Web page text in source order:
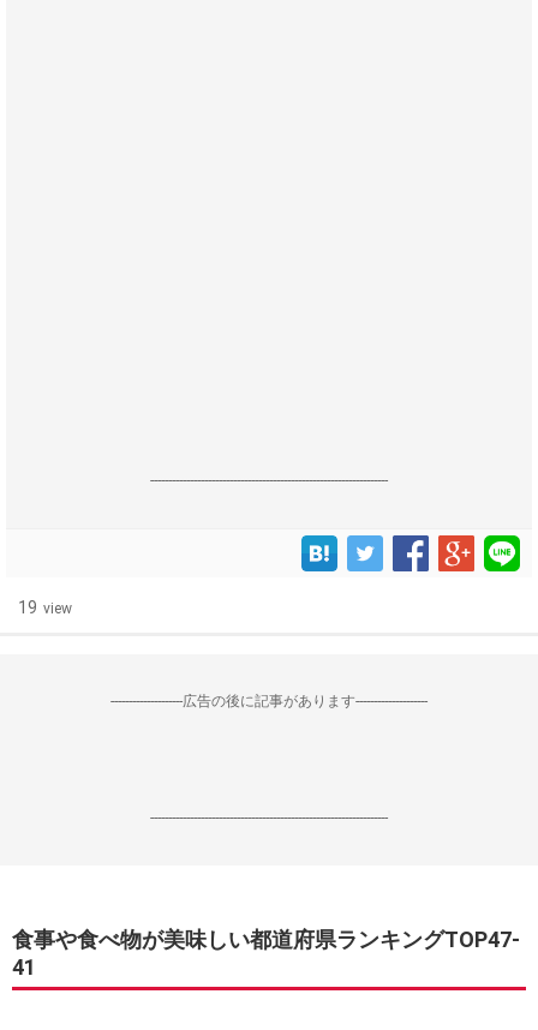
------------------------------------------------------------------
19 view
--------------------広告の後に記事があります--------------------
------------------------------------------------------------------
食事や食べ物が美味しい都道府県ランキングTOP47-
41